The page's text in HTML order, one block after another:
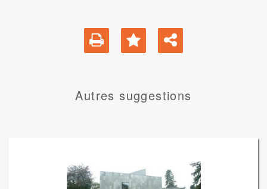
Autres suggestions